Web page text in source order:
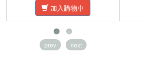
加入購物車
prev next